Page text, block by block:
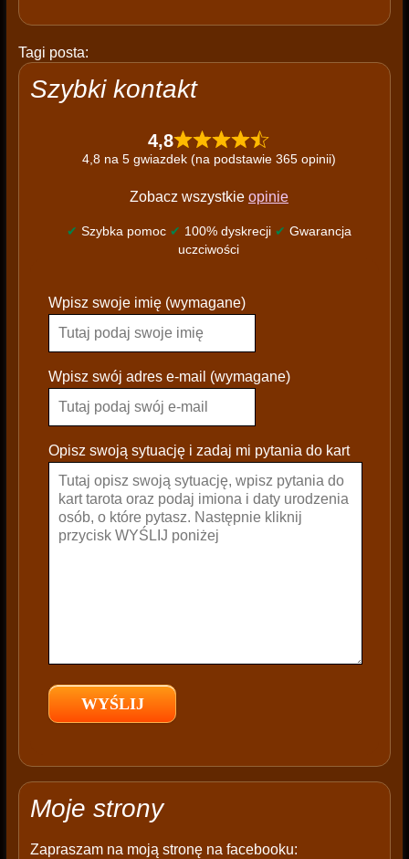
Tagi posta:
Szybki kontakt
4,8
4,8 na 5 gwiazdek (na podstawie 365 opinii)
Zobacz wszystkie opinie
✔ Szybka pomoc ✔ 100% dyskrecji ✔ Gwarancja
uczciwości
l
a
s
e
a
e
e
p
y
Wpisz swoje imię (wymagane)
Wpisz swój adres e-mail (wymagane)
Opisz swoją sytuację i zadaj mi pytania do kart
Moje strony
Zapraszam na moją stronę na facebooku: